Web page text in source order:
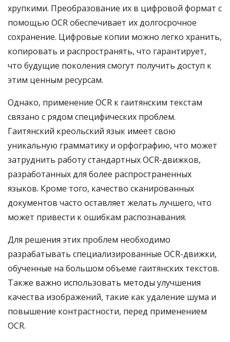
хрупкими. Преобразование их в цифровой формат с
помощью OCR обеспечивает их долгосрочное
сохранение. Цифровые копии можно легко хранить,
копировать и распространять, что гарантирует,
что будущие поколения смогут получить доступ к
этим ценным ресурсам.
Однако, применение OCR к гаитянским текстам
связано с рядом специфических проблем.
Гаитянский креольский язык имеет свою
уникальную грамматику и орфографию, что может
затруднить работу стандартных OCR-движков,
разработанных для более распространенных
языков. Кроме того, качество сканированных
документов часто оставляет желать лучшего, что
может привести к ошибкам распознавания.
Для решения этих проблем необходимо
разрабатывать специализированные OCR-движки,
обученные на большом объеме гаитянских текстов.
Также важно использовать методы улучшения
качества изображений, такие как удаление шума и
повышение контрастности, перед применением
OCR.